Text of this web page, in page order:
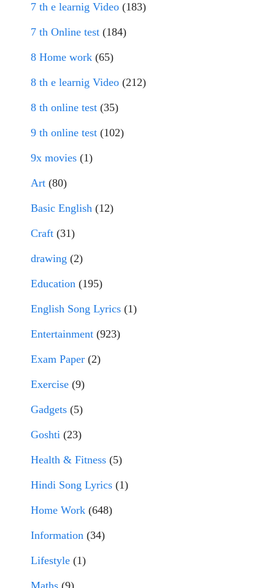
7 th e learnig Video (183)
7 th Online test (184)
8 Home work (65)
8 th e learnig Video (212)
8 th online test (35)
9 th online test (102)
9x movies (1)
Art (80)
Basic English (12)
Craft (31)
drawing (2)
Education (195)
English Song Lyrics (1)
Entertainment (923)
Exam Paper (2)
Exercise (9)
Gadgets (5)
Goshti (23)
Health & Fitness (5)
Hindi Song Lyrics (1)
Home Work (648)
Information (34)
Lifestyle (1)
Maths (9)